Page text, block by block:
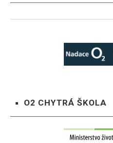
O2 CHYTRÁ ŠKOLA